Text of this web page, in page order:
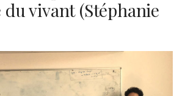
vivant (Stéphanie